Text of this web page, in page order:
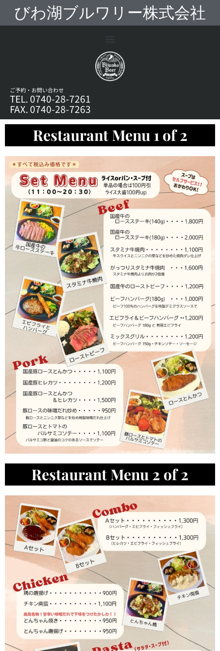
びわ湖ブルワリー株式会社
ご予約・お問い合わせ
TEL. 0740-28-7261
FAX. 0740-28-7263
Restaurant Menu 1 of 2
Restaurant Menu 2 of 2